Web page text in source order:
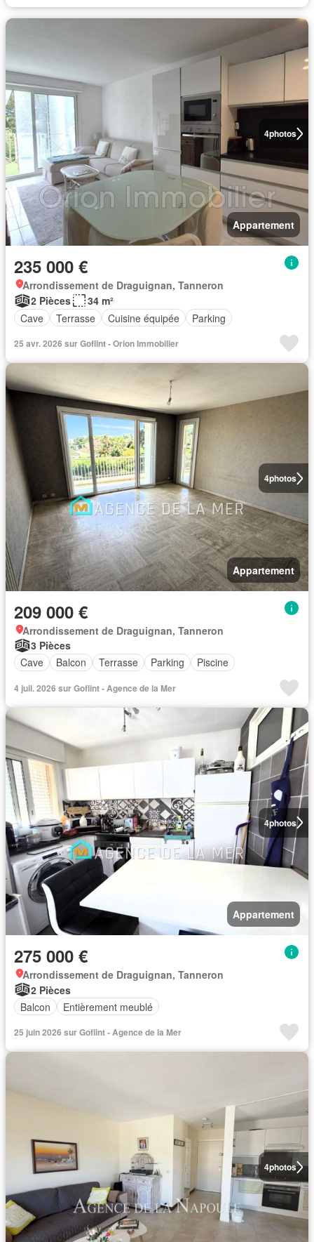
4photos
Appartement
235 000 €
Arrondissement de Draguignan, Tanneron
2 Pièces
34 m²
Cave
Terrasse Cuisine équipée Parking
25 avr. 2026 sur Goflint - Orion Immobilier
4photos
Appartement
209 000 €
Arrondissement de Draguignan, Tanneron
3 Pièces
Cave
Balcon Terrasse Parking Piscine
4 juil. 2026 sur Goflint - Agence de la Mer
4photos
Appartement
275 000 €
Arrondissement de Draguignan, Tanneron
2 Pièces
Balcon
Entièrement meublé
25 juin 2026 sur Goflint - Agence de la Mer
4photos